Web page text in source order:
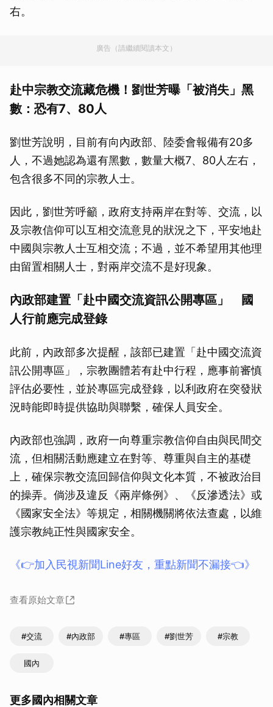
右。
廣告（請繼續閱讀本文）
赴中宗教交流藏危機！劉世芳曝「被消失」黑
數：恐有7、80人
劉世芳說明，目前有向內政部、陸委會報備有20多
人，不過她認為還有黑數，數量大概7、80人左右，
包含很多不同的宗教人士。
因此，劉世芳呼籲，政府支持兩岸在對等、交流，以
及宗教信仰可以互相交流意見的狀況之下，平安地赴
中國與宗教人士互相交流；不過，並不希望用其他理
由留置相關人士，對兩岸交流不是好現象。
內政部建置「赴中國交流資訊公開專區」 國
人行前應完成登錄
此前，內政部多次提醒，該部已建置「赴中國交流資
訊公開專區」，宗教團體若有赴中行程，應事前審慎
評估必要性，並於專區完成登錄，以利政府在突發狀
況時能即時提供協助與聯繫，確保人員安全。
內政部也強調，政府一向尊重宗教信仰自由與民間交
流，但相關活動應建立在對等、尊重與自主的基礎
上，確保宗教交流回歸信仰與文化本質，不被政治目
的操弄。倘涉及違反《兩岸條例》、《反滲透法》或
《國家安全法》等規定，相關機關將依法查處，以維
護宗教純正性與國家安全。
《👉加入民視新聞Line好友，重點新聞不漏接👈》
查看原始文章
#交流 #內政部 #專區 #劉世芳 #宗教
國內
更多國內相關文章